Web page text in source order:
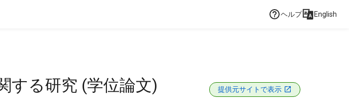
ヘルプ English
する研究 (学位論文) 提供元サイトで表示